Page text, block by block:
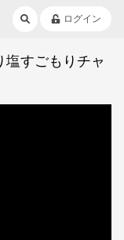
ログイン
塩すごもりチャ